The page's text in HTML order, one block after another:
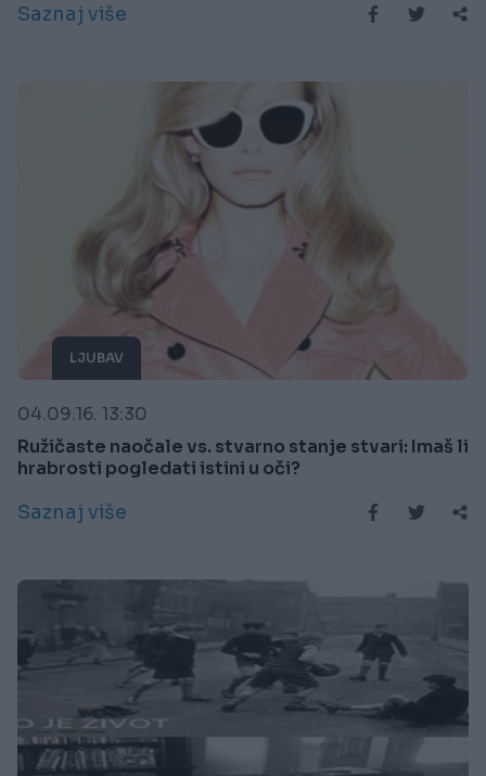
Saznaj više
LJUBAV
04.09.16. 13:30
Ružičaste naočale vs. stvarno stanje stvari: Imaš li
hrabrosti pogledati istini u oči?
Saznaj više